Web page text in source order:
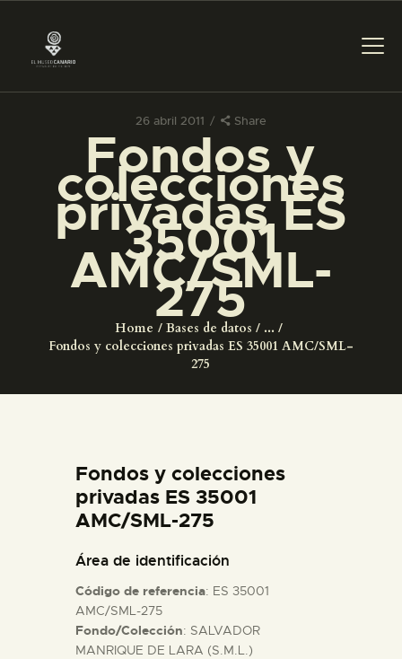
26 abril 2011 Share
Fondos y
colecciones
privadas ES
35001
AMC/SML-
275
Home Bases de datos
...
Fondos y colecciones privadas ES 35001 AMC/SML-
275
PREPARAR LA VISITA
ACTIVIDADES
█
EL MUSEO
COLECCIONES
ESPAÑOL
PREPARAR LA VISITA
█
Fondos y colecciones
privadas ES 35001
AMC/SML-275
Área de identificación
Código de referencia: ES 35001
AMC/SML-275
Fondo/Colección: SALVADOR
MANRIQUE DE LARA (S.M.L.)